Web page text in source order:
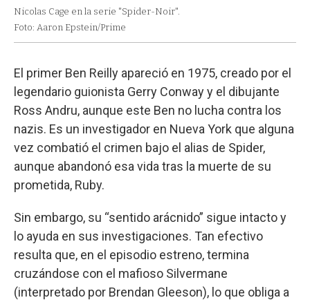
Nicolas Cage en la serie "Spider-Noir".
Foto: Aaron Epstein/Prime
El primer Ben Reilly apareció en 1975, creado por el
legendario guionista Gerry Conway y el dibujante
Ross Andru, aunque este Ben no lucha contra los
nazis. Es un investigador en Nueva York que alguna
vez combatió el crimen bajo el alias de Spider,
aunque abandonó esa vida tras la muerte de su
prometida, Ruby.
Sin embargo, su “sentido arácnido” sigue intacto y
lo ayuda en sus investigaciones. Tan efectivo
resulta que, en el episodio estreno, termina
cruzándose con el mafioso Silvermane
(interpretado por Brendan Gleeson), lo que obliga a